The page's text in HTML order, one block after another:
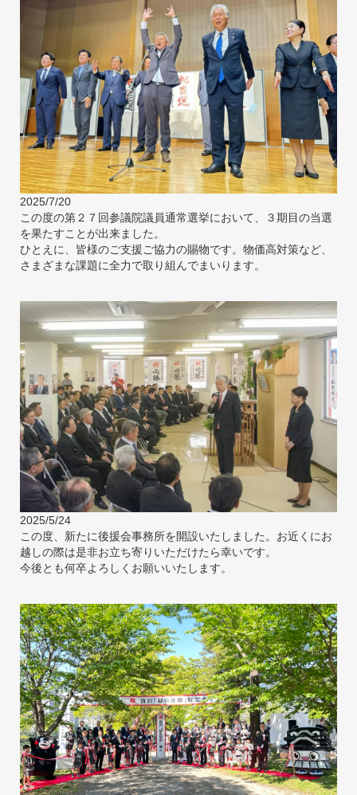
2025/7/20
この度の第２７回参議院議員通常選挙において、３期目の当選
を果たすことが出来ました。
ひとえに、皆様のご支援ご協力の賜物です。物価高対策など、
さまざまな課題に全力で取り組んでまいります。
2025/5/24
この度、新たに後援会事務所を開設いたしました。お近くにお
越しの際は是非お立ち寄りいただけたら幸いです。
今後とも何卒よろしくお願いいたします。